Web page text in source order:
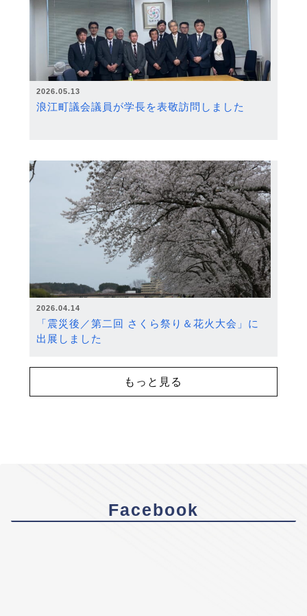
2026.05.13
浪江町議会議員が学長を表敬訪問しました
2026.04.14
「震災後／第二回 さくら祭り＆花火大会」に
出展しました
もっと見る
Facebook